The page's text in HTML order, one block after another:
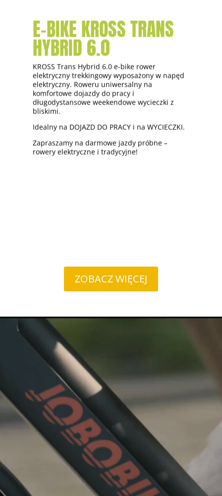
E-BIKE KROSS TRANS
HYBRID 6.0
KROSS Trans Hybrid 6.0 e-bike rower
elektryczny. Roweru uniwersalny na
komfortowe dojazdy do pracy i
długodystansowe weekendowe wycieczki z
bliskimi.
Rower elektryczny KROSS Soil Boost 2.0 –
tych, którzy poszukają wrażeń i chcą od
roweru tego czegoś „ekstra”. Posiada
wydajny, aktywnie wspierający rowerzystę
silnik Shimano STEPS, który pomoże wjechać
na szczyt szybciej i lżej. i łatwiej.
KROSS Soil Boost – rower górski, gdziebateria
jest w pełni zintegrowana z ramą , co pomaga
w dbaniu o czystość roweru i podnosi walory
estetyczne.
ZOBACZ WIĘCEJ